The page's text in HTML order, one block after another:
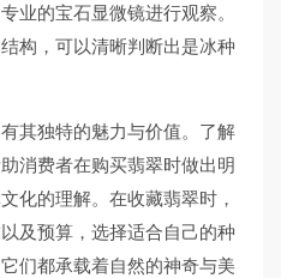
业的宝石显微镜进行观察。
构，可以清晰判断出是冰种
其独特的魅力与价值。了解
消费者在购买翡翠时做出明
化的理解。在收藏翡翠时，
及预算，选择适合自己的种
们都承载着自然的神奇与美